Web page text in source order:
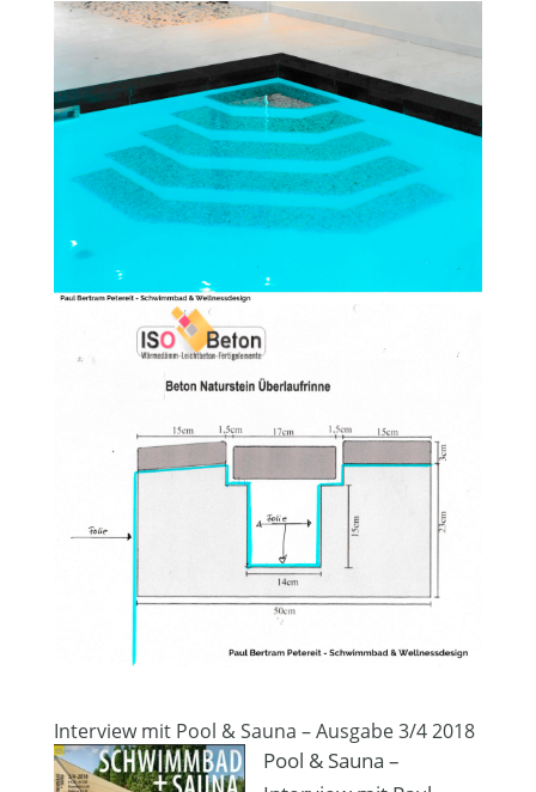
Interview mit Pool & Sauna – Ausgabe 3/4 2018
Pool & Sauna –